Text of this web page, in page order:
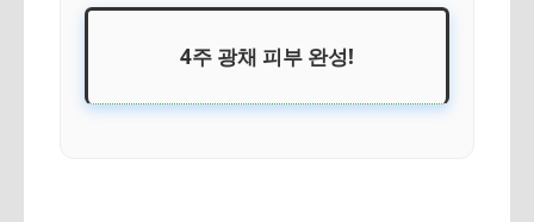
4주 광채 피부 완성!